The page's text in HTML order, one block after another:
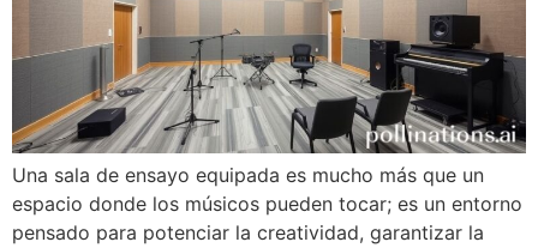
Una sala de ensayo equipada es mucho más que un
espacio donde los músicos pueden tocar; es un entorno
pensado para potenciar la creatividad, garantizar la